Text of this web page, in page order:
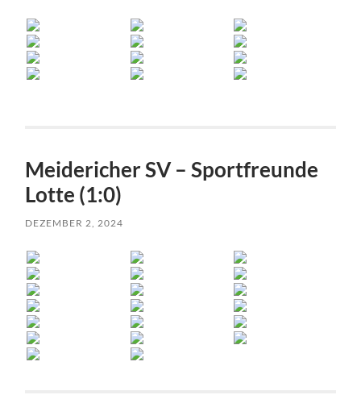
Meidericher SV – Sportfreunde
Lotte (1:0)
DEZEMBER 2, 2024